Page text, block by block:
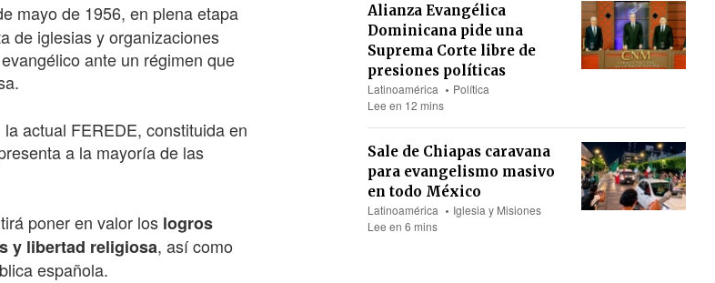
mayo de 1956, en plena etapa
de iglesias y organizaciones
ante un régimen que
actual FEREDE, constituida en
a la mayoría de las
poner en valor los logros
y libertad religiosa, así como
española.
Alianza Evangélica
Dominicana pide una
Suprema Corte libre de
presiones políticas
Latinoamérica
Política
Lee en 12 mins
Sale de Chiapas caravana
para evangelismo masivo
en todo México
Latinoamérica
Iglesia y Misiones
Lee en 6 mins